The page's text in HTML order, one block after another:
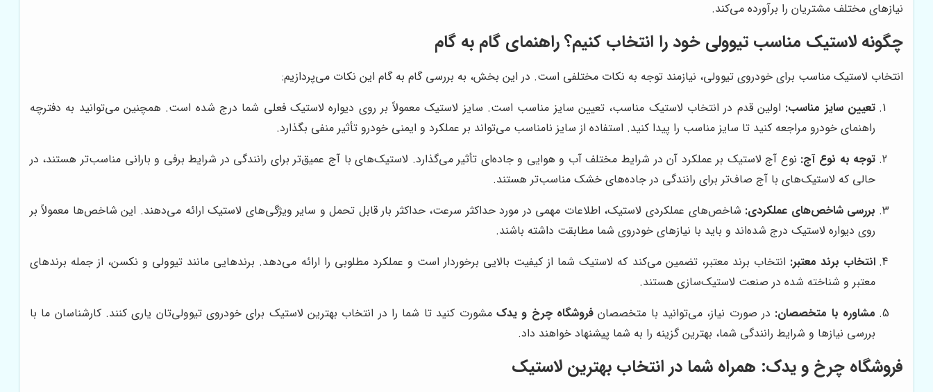
نیازهای مختلف مشتریان را برآورده می‌کند.
چگونه لاستیک مناسب تیوولی خود را انتخاب کنیم؟ راهنمای گام به گام
انتخاب لاستیک مناسب برای خودروی تیوولی، نیازمند توجه به نکات مختلفی است. در این بخش، به بررسی گام به گام این نکات می‌پردازیم:
تعیین سایز مناسب: اولین قدم در انتخاب لاستیک مناسب، تعیین سایز مناسب است. سایز لاستیک معمولاً بر روی دیواره لاستیک فعلی شما درج شده است. همچنین می‌توانید به دفترچه
راهنمای خودرو مراجعه کنید تا سایز مناسب را پیدا کنید. استفاده از سایز نامناسب می‌تواند بر عملکرد و ایمنی خودرو تأثیر منفی بگذارد.
توجه به نوع آج: نوع آج لاستیک بر عملکرد آن در شرایط مختلف آب و هوایی و جاده‌ای تأثیر می‌گذارد. لاستیک‌های با آج عمیق‌تر برای رانندگی در شرایط برفی و بارانی مناسب‌تر هستند، در
حالی که لاستیک‌های با آج صاف‌تر برای رانندگی در جاده‌های خشک مناسب‌تر هستند.
بررسی شاخص‌های عملکردی: شاخص‌های عملکردی لاستیک، اطلاعات مهمی در مورد حداکثر سرعت، حداکثر بار قابل تحمل و سایر ویژگی‌های لاستیک ارائه می‌دهند. این شاخص‌ها معمولاً بر
روی دیواره لاستیک درج شده‌اند و باید با نیازهای خودروی شما مطابقت داشته باشند.
انتخاب برند معتبر: انتخاب برند معتبر، تضمین می‌کند که لاستیک شما از کیفیت بالایی برخوردار است و عملکرد مطلوبی را ارائه می‌دهد. برندهایی مانند تیوولی و نکسن، از جمله برندهای
معتبر و شناخته شده در صنعت لاستیک‌سازی هستند.
مشاوره با متخصصان: در صورت نیاز، می‌توانید با متخصصانفروشگاه چرخ و یدک مشورت کنید تا شما را در انتخاب بهترین لاستیک برای خودروی تیوولی‌تان یاری کنند. کارشناسان ما با
بررسی نیازها و شرایط رانندگی شما، بهترین گزینه را به شما پیشنهاد خواهند داد.
فروشگاه چرخ و یدک: همراه شما در انتخاب بهترین لاستیک